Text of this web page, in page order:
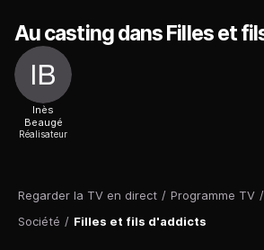
Regarder la TV en direct / Programme TV /
Société / Filles et fils d'addicts
Au casting dans Filles et
Inès
Beaugé
Réalisateur